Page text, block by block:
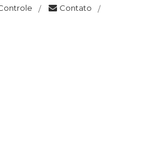
/ Contato /